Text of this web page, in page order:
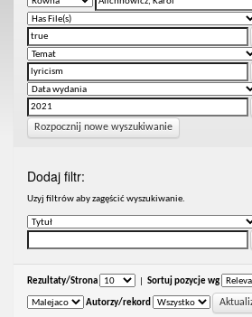
Rozpocznij nowe wyszukiwanie
Dodaj filtr:
Uzyj filtrów aby zagęścić wyszukiwanie.
Rezultaty/Strona Sortuj pozycje wg
Autorzy/rekord